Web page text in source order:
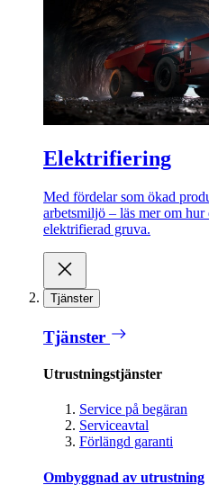
Elektrifiering
Med fördelar som ökad
arbetsmiljö – läs mer om hur
elektrifierad gruva.
Tjänster
Tjänster
Utrustningstjänster
Service på begäran
Serviceavtal
Förlängd garanti
Ombyggnad av utrustning